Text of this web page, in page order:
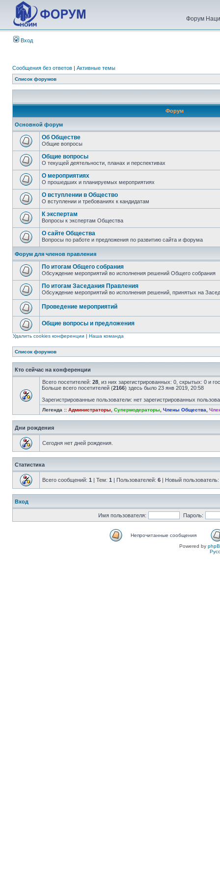
Форум
Вход
Сообщения без ответов | Активные темы
Список форумов
Форум
Основной форум
Об Обществе
Общие вопросы
Общие вопросы
О текущей деятельности, планах и перспективах
О мероприятиях
О прошедших и планируемых мероприятиях
О вступлении в Общество
О вступлении и требованиях к кандидатам
К экспертам
Вопросы к экспертам Общества
О сайте Общества
Вопросы по работе и предложения по развитию сайта и форума
Форум для членов правления
По итогам Общего собрания
Обсуждение мероприятий во исполнения решений Общего собрания
По итогам Заседания Правления
Обсуждение мероприятий во исполнения решений, принятых на
Проведение мероприятий
Общие вопросы и предложения
Удалить cookies конференции | Наша команда
Список форумов
Кто сейчас на конференции
Всего посетителей: 28 , из них зарегистрированных: 0, скрытых: 0 и
Больше всего посетителей (2166) здесь было 23 янв 2019, 20:58
Зарегистрированные пользователи: нет зарегистрированных
Легенда :: Администраторы Супермодераторы Члены Общества
Дни рождения
Сегодня нет дней рождения.
Статистика
Всего сообщений: 1 | Тем: 1 | Пользователей: 6 | Новый пользователь:
Вход
Имя пользователя: Пароль:
Непрочитанные сообщения
Powered by